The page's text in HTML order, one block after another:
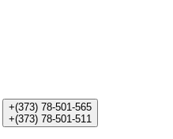
+(373) 78-501-565
+(373) 78-501-511